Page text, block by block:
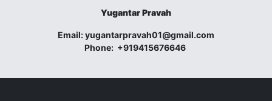
Yugantar Pravah
Email:yugantarpravah01@gmail.com
Phone: +919415676646